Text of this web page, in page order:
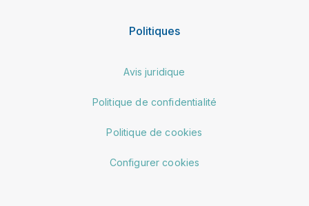
Politiques
Avis juridique
Politique de confidentialité
Politique de cookies
Configurer cookies